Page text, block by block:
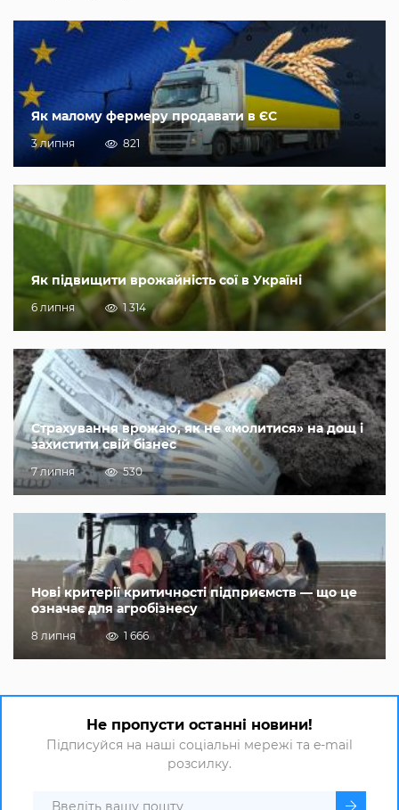
Як малому фермеру продавати в ЄС
3 липня 821
Як підвищити врожайність сої в Україні
6 липня 1 314
Страхування врожаю, як не «молитися» на дощ і
захистити свій бізнес
7 липня 530
Нові критерії критичності підприємств — що це
означає для агробізнесу
8 липня 1 666
Не пропусти останні новини!
Підписуйся на наші соціальні мережі та e-mail
розсилку.